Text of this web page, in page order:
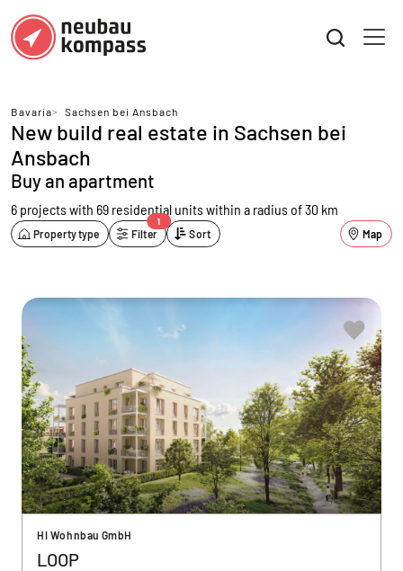
Bavaria> Sachsen bei Ansbach
New build real estate in Sachsen bei
Ansbach
Buy an apartment
6 projects with 69 residential unitswithin a radius of 30 km
Property type Filter
1
Sort Map
HI Wohnbau GmbH
LOOP